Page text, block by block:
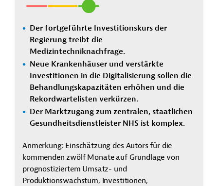
Der fortgeführte Investitionskurs der
Regierung treibt die
Medizintechniknachfrage.
Neue Krankenhäuser und verstärkte
Investitionen in die Digitalisierung sollen die
Behandlungskapazitäten erhöhen und die
Rekordwartelisten verkürzen.
Der Marktzugang zum zentralen, staatlichen
Gesundheitsdienstleister NHS ist komplex.
Anmerkung: Einschätzung des Autors für die
kommenden zwölf Monate auf Grundlage von
prognostiziertem Umsatz- und
Produktionswachstum, Investitionen,